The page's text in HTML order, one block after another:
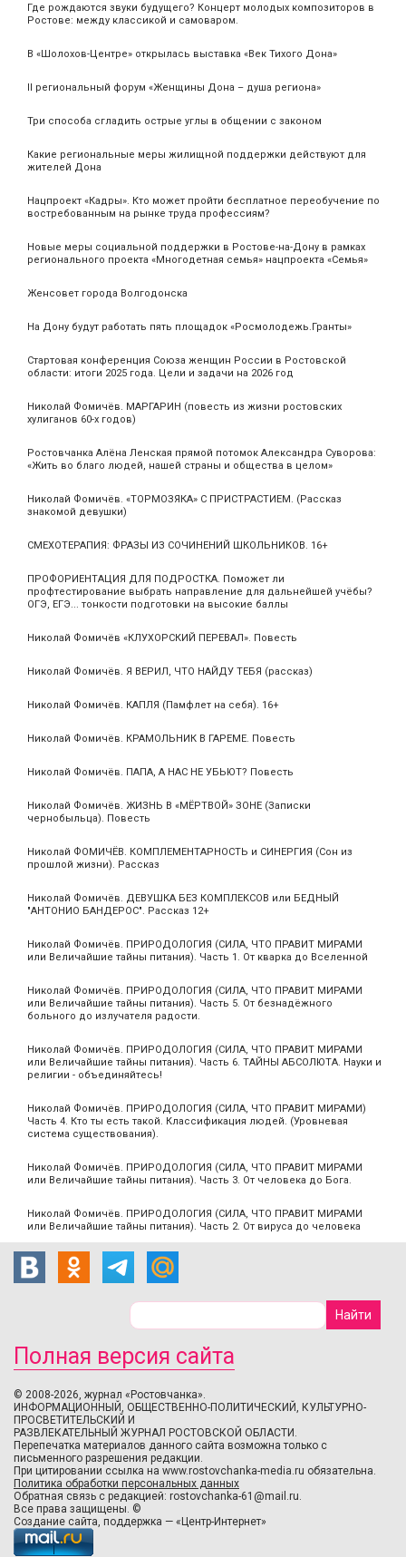
Где рождаются звуки будущего? Концерт молодых композиторов в
Ростове: между классикой и самоваром.
В «Шолохов-Центре» открылась выставка «Век Тихого Дона»
II региональный форум «Женщины Дона – душа региона»
Три способа сгладить острые углы в общении с законом
Какие региональные меры жилищной поддержки действуют для
жителей Дона
Нацпроект «Кадры». Кто может пройти бесплатное переобучение по
востребованным на рынке труда профессиям?
Новые меры социальной поддержки в Ростове-на-Дону в рамках
регионального проекта «Многодетная семья» нацпроекта «Семья»
Женсовет города Волгодонска
На Дону будут работать пять площадок «Росмолодежь.Гранты»
Стартовая конференция Союза женщин России в Ростовской
области: итоги 2025 года. Цели и задачи на 2026 год
Николай Фомичёв. МАРГАРИН (повесть из жизни ростовских
хулиганов 60-х годов)
Ростовчанка Алёна Ленская прямой потомок Александра Суворова:
«Жить во благо людей, нашей страны и общества в целом»
Николай Фомичёв. «ТОРМОЗЯКА» С ПРИСТРАСТИЕМ. (Рассказ
знакомой девушки)
СМЕХОТЕРАПИЯ: ФРАЗЫ ИЗ СОЧИНЕНИЙ ШКОЛЬНИКОВ. 16+
ПРОФОРИЕНТАЦИЯ ДЛЯ ПОДРОСТКА. Поможет ли
профтестирование выбрать направление для дальнейшей учёбы?
ОГЭ, ЕГЭ... тонкости подготовки на высокие баллы
Николай Фомичёв «КЛУХОРСКИЙ ПЕРЕВАЛ». Повесть
Николай Фомичёв. Я ВЕРИЛ, ЧТО НАЙДУ ТЕБЯ (рассказ)
Николай Фомичёв. КАПЛЯ (Памфлет на себя). 16+
Николай Фомичёв. КРАМОЛЬНИК В ГАРЕМЕ. Повесть
Николай Фомичёв. ПАПА, А НАС НЕ УБЬЮТ? Повесть
Николай Фомичёв. ЖИЗНЬ В «МЁРТВОЙ» ЗОНЕ (Записки
чернобыльца). Повесть
Николай ФОМИЧЁВ. КОМПЛЕМЕНТАРНОСТЬ и СИНЕРГИЯ (Сон из
прошлой жизни). Рассказ
Николай Фомичёв. ДЕВУШКА БЕЗ КОМПЛЕКСОВ или БЕДНЫЙ
"АНТОНИО БАНДЕРОС". Рассказ 12+
Николай Фомичёв. ПРИРОДОЛОГИЯ (СИЛА, ЧТО ПРАВИТ МИРАМИ
или Величайшие тайны питания). Часть 1. От кварка до Вселенной
Николай Фомичёв. ПРИРОДОЛОГИЯ (СИЛА, ЧТО ПРАВИТ МИРАМИ
или Величайшие тайны питания). Часть 5. От безнадёжного
больного до излучателя радости.
Николай Фомичёв. ПРИРОДОЛОГИЯ (СИЛА, ЧТО ПРАВИТ МИРАМИ
или Величайшие тайны питания). Часть 6. ТАЙНЫ АБСОЛЮТА. Науки и
религии - объединяйтесь!
Николай Фомичёв. ПРИРОДОЛОГИЯ (СИЛА, ЧТО ПРАВИТ МИРАМИ)
Часть 4. Кто ты есть такой. Классификация людей. (Уровневая
система существования).
Николай Фомичёв. ПРИРОДОЛОГИЯ (СИЛА, ЧТО ПРАВИТ МИРАМИ
или Величайшие тайны питания). Часть 3. От человека до Бога.
Николай Фомичёв. ПРИРОДОЛОГИЯ (СИЛА, ЧТО ПРАВИТ МИРАМИ
или Величайшие тайны питания). Часть 2. От вируса до человека
Полная версия сайта
© 2008-2026, журнал «Ростовчанка».
ИНФОРМАЦИОННЫЙ, ОБЩЕСТВЕННО-ПОЛИТИЧЕСКИЙ, КУЛЬТУРНО-
ПРОСВЕТИТЕЛЬСКИЙ И
РАЗВЛЕКАТЕЛЬНЫЙ ЖУРНАЛ РОСТОВСКОЙ ОБЛАСТИ.
Перепечатка материалов данного сайта возможна только с
письменного разрешения редакции.
При цитировании ссылка на www.rostovchanka-media.ru обязательна.
Политика обработки персональных данных
Обратная связь с редакцией: rostovchanka-61@mail.ru.
Все права защищены. ©
Создание сайта, поддержка — «Центр-Интернет»